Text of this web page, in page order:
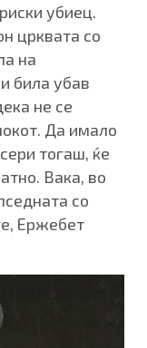
убиец.
црквата со
на
била убав
не се
Да имало
тогаш, ќе
Вака, во
со
Ержебет